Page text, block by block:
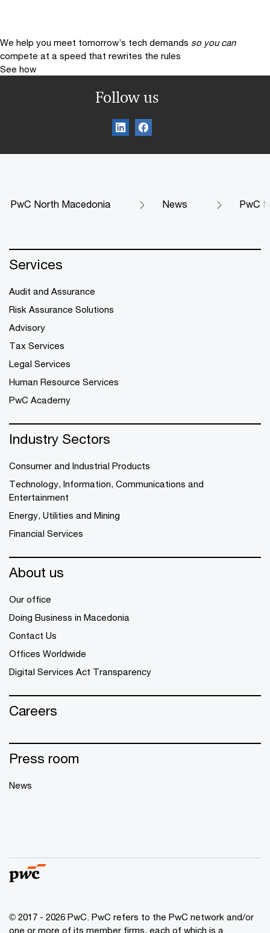
We help you meet tomorrow’s tech demands so you can
compete at a speed that rewrites the rules
See how
Follow us
PwC North Macedonia News PwC
Services
Audit and Assurance
Risk Assurance Solutions
Advisory
Tax Services
Legal Services
Human Resource Services
PwC Academy
Industry Sectors
Consumer and Industrial Products
Technology, Information, Communications and
Entertainment
Energy, Utilities and Mining
Financial Services
About us
Our office
Doing Business in Macedonia
Contact Us
Offices Worldwide
Digital Services Act Transparency
Careers
Press room
News
© 2017 - 2026 PwC. PwC refers to the PwC network and/or
one or more of its member firms, each of which is a